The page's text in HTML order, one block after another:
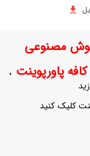
مصنوعی
کافه پاورپوینت ،
کلیک کنید